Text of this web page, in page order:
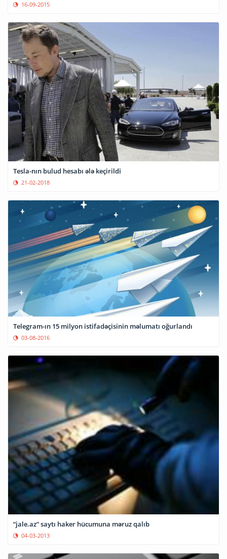
16-09-2015
Tesla-nın bulud hesabı ələ keçirildi
21-02-2018
Telegram-ın 15 milyon istifadəçisinin məlumatı oğurlandı
03-08-2016
“jale.az” saytı haker hücumuna məruz qalıb
04-03-2013